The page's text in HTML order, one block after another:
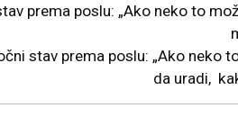
prema poslu: „Ako neko to
stav prema poslu: „Ako neko
da uradi,